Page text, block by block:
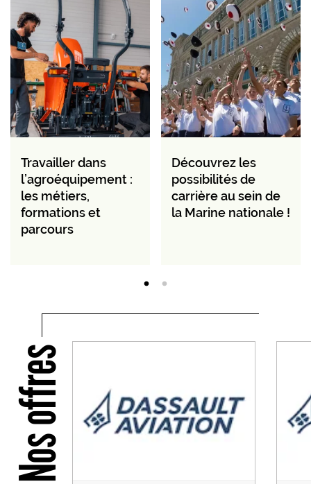
Travailler dans
l’agroéquipement :
les métiers,
formations et
parcours
Découvrez les
possibilités de
carrière au sein de
la Marine nationale !
Nos offres